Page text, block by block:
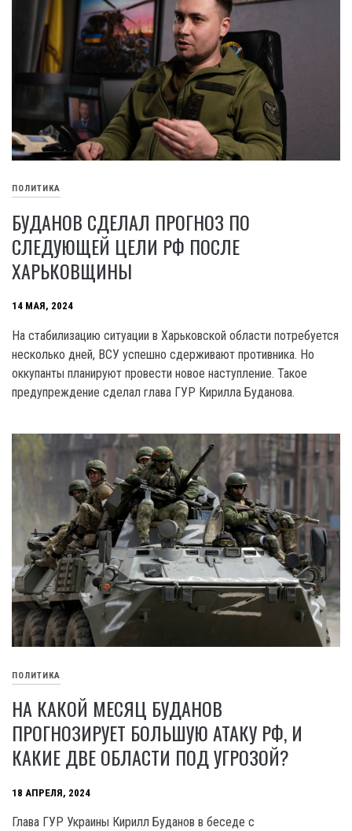
ПОЛИТИКА
БУДАНОВ СДЕЛАЛ ПРОГНОЗ ПО
СЛЕДУЮЩЕЙ ЦЕЛИ РФ ПОСЛЕ
ХАРЬКОВЩИНЫ
14 МАЯ, 2024
На стабилизацию ситуации в Харьковской области потребуется
несколько дней, ВСУ успешно сдерживают противника. Но
оккупанты планируют провести новое наступление. Такое
предупреждение сделал глава ГУР Кирилла Буданова.
ПОЛИТИКА
НА КАКОЙ МЕСЯЦ БУДАНОВ
ПРОГНОЗИРУЕТ БОЛЬШУЮ АТАКУ РФ, И
КАКИЕ ДВЕ ОБЛАСТИ ПОД УГРОЗОЙ?
18 АПРЕЛЯ, 2024
Глава ГУР Украины Кирилл Буданов в беседе с